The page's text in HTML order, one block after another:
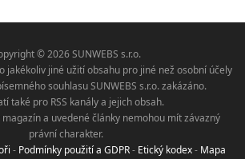
© 2026 SUNWEBS s.r.o.
jakékoliv jiné užití obsahu pro jiné než osobní účely
souhlasu SUNWEBS s.r.o. zakázáno.
také pro RSS kanály a jejich obsah.
a uvedené články nemohou mít závazný
právní charakter.
- Podmínky použití a GDPR- Etický kodex- Mapa